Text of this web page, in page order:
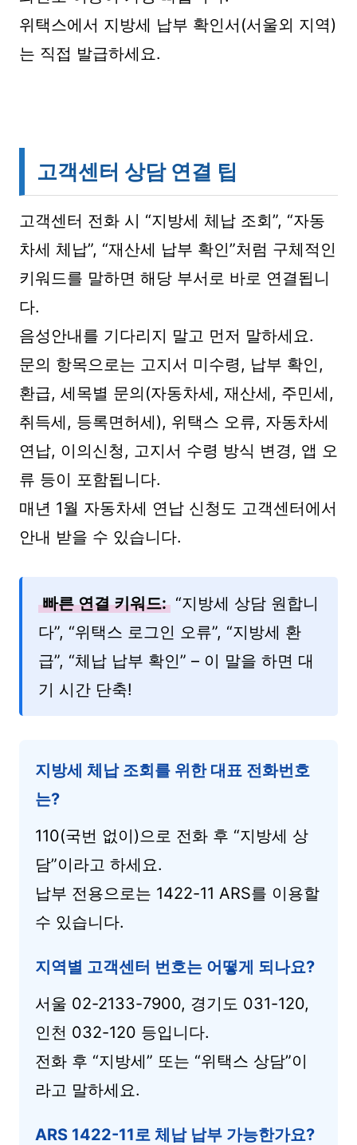
위택스에서 지방세 납부 확인서(서울외 지역)
는 직접 발급하세요.
고객센터 상담 연결 팁
고객센터 전화 시 “지방세 체납 조회”, “자동
차세 체납”, “재산세 납부 확인”처럼 구체적인
키워드를 말하면 해당 부서로 바로 연결됩니
다.
음성안내를 기다리지 말고 먼저 말하세요.
문의 항목으로는 고지서 미수령, 납부 확인,
환급, 세목별 문의(자동차세, 재산세, 주민세,
취득세, 등록면허세), 위택스 오류, 자동차세
연납, 이의신청, 고지서 수령 방식 변경, 앱 오
류 등이 포함됩니다.
매년 1월 자동차세 연납 신청도 고객센터에서
안내 받을 수 있습니다.
빠른 연결 키워드: “지방세 상담 원합니
다”, “위택스 로그인 오류”, “지방세 환
급”, “체납 납부 확인” – 이 말을 하면 대
기 시간 단축!
지방세 체납 조회를 위한 대표 전화번호
는?
110(국번 없이)으로 전화 후 “지방세 상
담”이라고 하세요.
납부 전용으로는 1422-11 ARS를 이용할
수 있습니다.
지역별 고객센터 번호는 어떻게 되나요?
서울 02-2133-7900, 경기도 031-120,
인천 032-120 등입니다.
전화 후 “지방세” 또는 “위택스 상담”이
라고 말하세요.
ARS 1422-11로 체납 납부 가능한가요?